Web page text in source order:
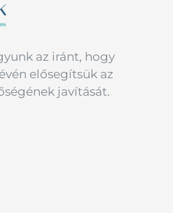
az iránt, hogy
elősegítsük az
javítását.